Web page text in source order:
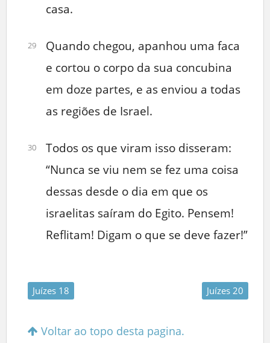
casa.
29
Quando chegou, apanhou uma faca
e cortou o corpo da sua concubina
em doze partes, e as enviou a todas
as regiões de Israel.
30
Todos os que viram isso disseram:
“Nunca se viu nem se fez uma coisa
dessas desde o dia em que os
israelitas saíram do Egito. Pensem!
Reflitam! Digam o que se deve fazer!”
Juízes 18 Juízes 20
Voltar ao topo desta pagina.